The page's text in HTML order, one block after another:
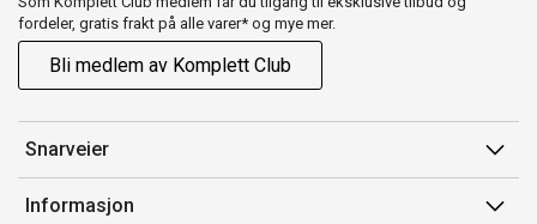
fordeler, gratis frakt på alle varer* og mye mer.
Bli medlem av Komplett Club
Snarveier
Min side
Informasjon